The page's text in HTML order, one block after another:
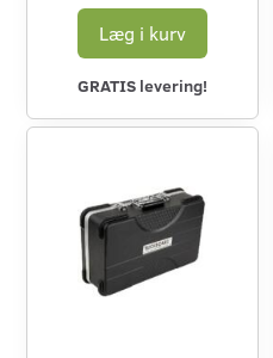
Læg i kurv
GRATIS levering!